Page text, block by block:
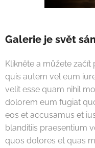
Galerie je svět
Klikněte a můžete
quis autem vel eum
velit esse quam nihil
dolorem eum fugiat
eos et accusamus et
blanditiis praesentium
quos dolores et quas